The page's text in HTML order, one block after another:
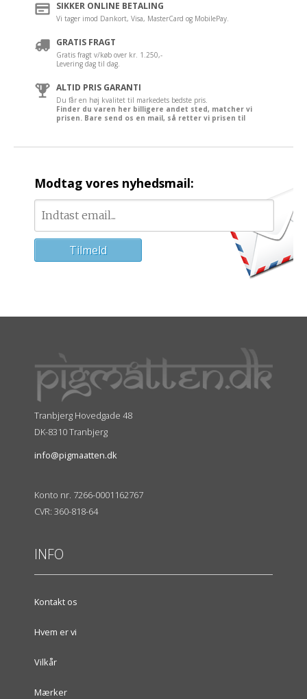
SIKKER ONLINE BETALING
Vi tager imod Dankort, Visa, MasterCard og MobilePay.
GRATIS FRAGT
Gratis fragt v/køb over kr. 1.250,-
Levering dag til dag.
ALTID PRIS GARANTI
Du får en høj kvalitet til markedets bedste pris.
Finder du varen her billigere andet sted, matcher vi
prisen. Bare send os en mail, så retter vi prisen til
Modtag vores nyhedsmail:
Tranbjerg Hovedgade 48
DK-8310 Tranbjerg
info@pigmaatten.dk
Konto nr. 7266-0001162767
CVR: 360-818-64
INFO
Kontakt os
Hvem er vi
Vilkår
Mærker